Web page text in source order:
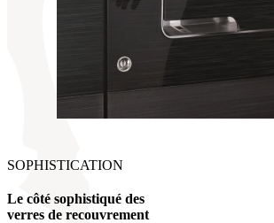
SOPHISTICATION
Le côté sophistiqué des
verres de recouvrement